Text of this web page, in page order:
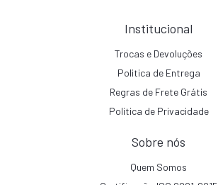
Institucional
Trocas e Devoluções
Politica de Entrega
Regras de Frete Grátis
Politica de Privacidade
Sobre nós
Quem Somos